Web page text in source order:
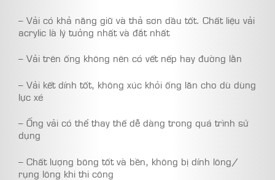
– Vải có khả năng giữ và thả sơn dầu tốt. Chất liệu vải
acrylic là lý tưởng nhất và đắt nhất
– Vải trên ống không nên có vết nếp hay đường lằn
– Vải kết dính tốt, không xúc khỏi ống lăn cho dù dùng
lực xé
– Ống vải có thể thay thế dễ dàng trong quá trình sử
dụng
– Chất lượng bông tốt và bền, không bị dính lông/
rụng lông khi thi công